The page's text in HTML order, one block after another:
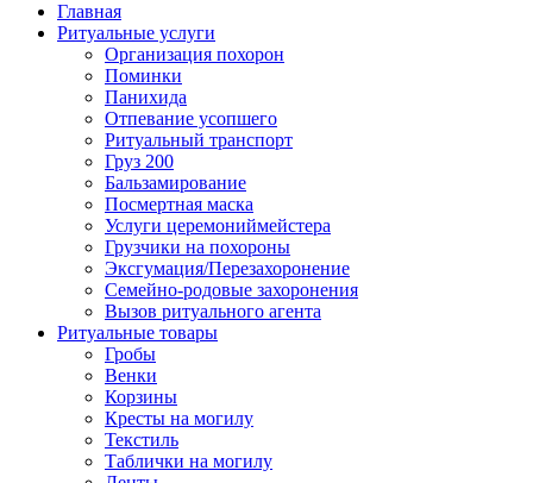
Главная
Ритуальные услуги
Организация похорон
Поминки
Панихида
Отпевание усопшего
Ритуальный транспорт
Груз 200
Бальзамирование
Посмертная маска
Услуги церемониймейстера
Грузчики на похороны
Эксгумация/Перезахоронение
Семейно-родовые захоронения
Вызов ритуального агента
Ритуальные товары
Гробы
Венки
Корзины
Кресты на могилу
Текстиль
Таблички на могилу